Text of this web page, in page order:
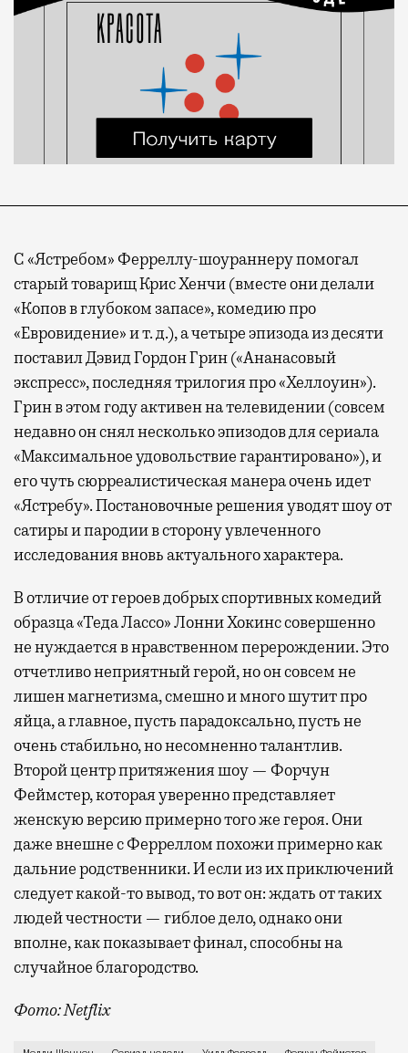
С «Ястребом» Ферреллу-шоураннеру помогал
старый товарищ Крис Хенчи (вместе они делали
«Копов в глубоком запасе», комедию про
«Евровидение» и т. д.), а четыре эпизода из десяти
поставил Дэвид Гордон Грин («Ананасовый
экспресс», последняя трилогия про «Хеллоуин»).
Грин в этом году активен на телевидении (совсем
недавно он снял несколько эпизодов для сериала
«Максимальное удовольствие гарантировано»), и
его чуть сюрреалистическая манера очень идет
«Ястребу». Постановочные решения уводят шоу от
сатиры и пародии в сторону увлеченного
исследования вновь актуального характера.
В отличие от героев добрых спортивных комедий
образца «Теда Лассо» Лонни Хокинс совершенно
не нуждается в нравственном перерождении. Это
отчетливо неприятный герой, но он совсем не
лишен магнетизма, смешно и много шутит про
яйца, а главное, пусть парадоксально, пусть не
очень стабильно, но несомненно талантлив.
Второй центр притяжения шоу — Форчун
Феймстер, которая уверенно представляет
женскую версию примерно того же героя. Они
даже внешне с Ферреллом похожи примерно как
дальние родственники. И если из их приключений
следует какой-то вывод, то вот он: ждать от таких
людей честности — гиблое дело, однако они
вполне, как показывает финал, способны на
случайное благородство.
Фото: Netflix